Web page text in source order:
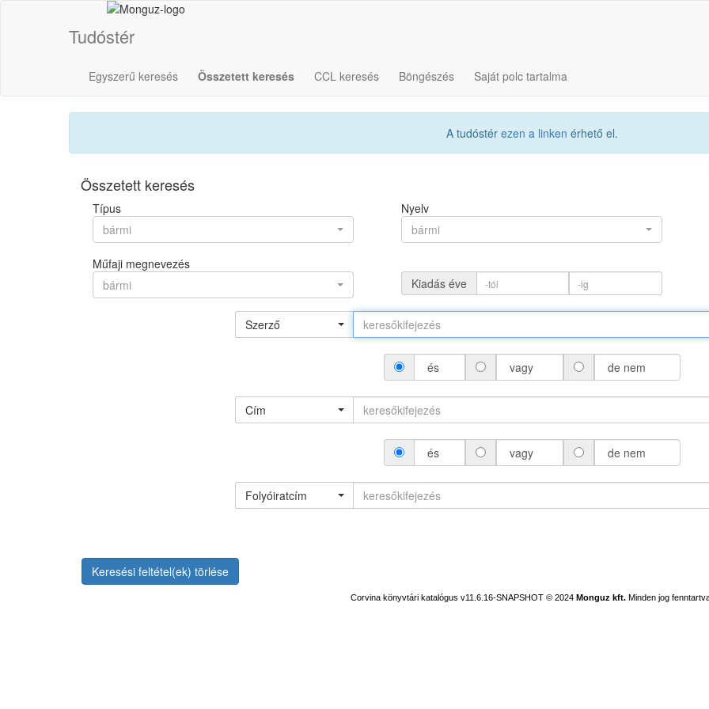
Tudóstér
Egyszerű keresés Összetett keresés CCL keresés Böngészés Saját polc tartalma
A tudóstér ezen a linken érhető el.
Összetett keresés
Típus
bármi
Nyelv
bármi
Műfaji megnevezés
bármi
Kiadás éve
Szerző
és vagy de nem
Cím
és vagy de nem
Folyóiratcím
Keresési feltétel(ek) törlése
Corvina könyvtári katalógus v11.6.16-SNAPSHOT © 2024 Monguz kft. Minden jog